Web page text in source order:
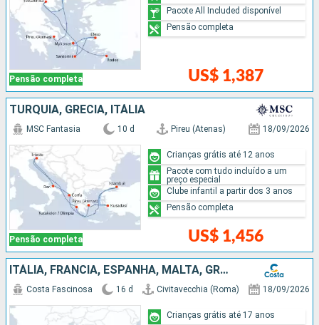
Pensão completa US$ 1,387
Pacote All Included disponível
Pensão completa
TURQUIA, GRÉCIA, ITÁLIA
Pensão completa
MSC Fantasia 10 d Pireu (Atenas) 18/09/2026
US$ 1,456
Crianças grátis até 12 anos
Pacote com tudo incluído a um
preço especial
Clube infantil a partir dos 3 anos
Pensão completa
ITÁLIA, FRANCIA, ESPANHA, MALTA, GRÉCIA
Costa Fascinosa 16 d Civitavecchia (Roma) 18/09/2026
Crianças grátis até 17 anos